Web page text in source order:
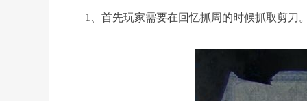
1、首先玩家需要在回忆抓周的时候抓取剪刀